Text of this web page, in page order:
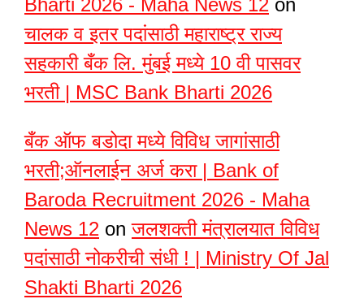
Bharti 2026 - Maha News 12 on
चालक व इतर पदांसाठी महाराष्ट्र राज्य
सहकारी बँक लि. मुंबई मध्ये 10 वी पासवर
भरती | MSC Bank Bharti 2026
बँक ऑफ बडोदा मध्ये विविध जागांसाठी
भरती;ऑनलाईन अर्ज करा | Bank of
Baroda Recruitment 2026 - Maha
News 12 onजलशक्ती मंत्रालयात विविध
पदांसाठी नोकरीची संधी ! | Ministry Of Jal
Shakti Bharti 2026